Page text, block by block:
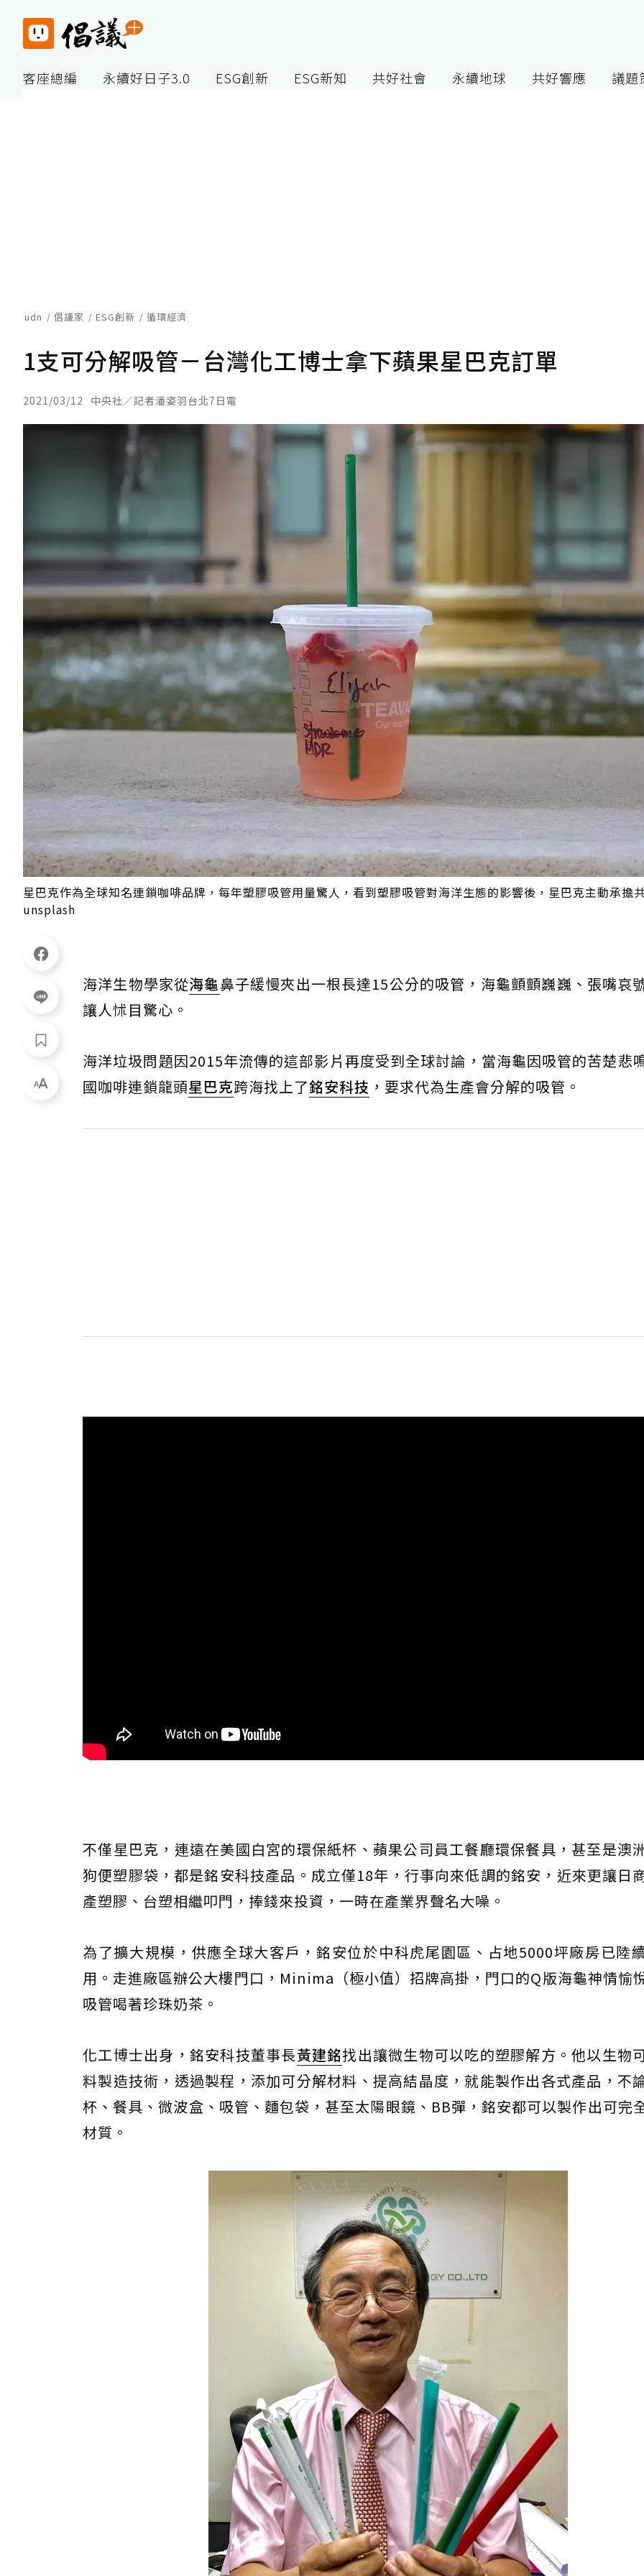
客座總編 永續好日子3.0 ESG創新 ESG新知 共好社會 永續地球 共好響應 議題
udn 倡議家 ESG創新 循環經濟
1支可分解吸管－台灣化工博士拿下蘋果星巴克訂單
2021/03/12 中央社／記者潘姿羽台北7日電
星巴克作為全球知名連鎖咖啡品牌，每年塑膠吸管用量驚人，看到塑膠吸管對海洋生態的影響後，星巴克主動承擔
unsplash
海洋生物學家從海龜鼻子緩慢夾出一根長達15公分的吸管，海龜顫顫巍巍、張嘴哀
讓人怵目驚心。
海洋垃圾問題因2015年流傳的這部影片再度受到全球討論，當海龜因吸管的苦楚悲
國咖啡連鎖龍頭星巴克跨海找上了銘安科技 ，要求代為生產會分解的吸管。
不僅星巴克，連遠在美國白宮的環保紙杯、蘋果公司員工餐廳環保餐具，甚至是澳
狗便塑膠袋，都是銘安科技產品。成立僅18年，行事向來低調的銘安，近來更讓日
產塑膠、台塑相繼叩門，捧錢來投資，一時在產業界聲名大噪。
為了擴大規模，供應全球大客戶，銘安位於中科虎尾園區、占地5000坪廠房已陸
用。走進廠區辦公大樓門口，Minima（極小值）招牌高掛，門口的Q版海龜神情愉
吸管喝著珍珠奶茶。
化工博士出身，銘安科技董事長黃建銘找出讓微生物可以吃的塑膠解方。他以生物
料製造技術，透過製程，添加可分解材料、提高結晶度，就能製作出各式產品，不
杯、餐具、微波盒、吸管、麵包袋，甚至太陽眼鏡、BB彈，銘安都可以製作出可完
材質。